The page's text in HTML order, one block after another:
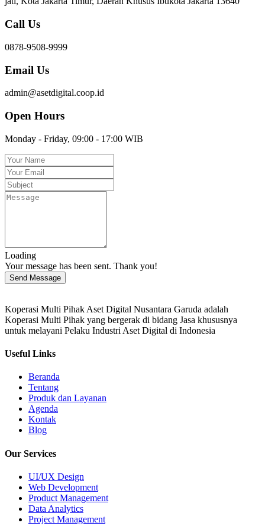
Call Us
0878-9508-9999
Email Us
admin@asetdigital.coop.id
Open Hours
Monday - Friday, 09:00 - 17:00 WIB
Loading
Your message has been sent. Thank you!
Send Message
Koperasi Multi Pihak Aset Digital Nusantara Garuda adalah
Koperasi Multi Pihak yang bergerak di bidang Jasa khususnya
untuk melayani Pelaku Industri Aset Digital di Indonesia
Useful Links
Beranda
Tentang
Produk dan Layanan
Agenda
Kontak
Blog
Our Services
UI/UX Design
Web Development
Product Management
Data Analytics
Project Management